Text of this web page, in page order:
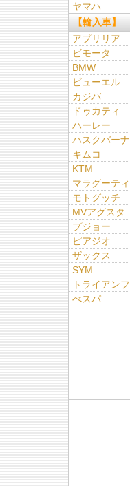
ヤマハ
【輸入車】
アプリリア
ビモータ
BMW
ビューエル
カジバ
ドゥカティ
ハーレー
ハスクバーナ
キムコ
KTM
マラグーティ
モトグッチ
MVアグスタ
プジョー
ピアジオ
ザックス
SYM
トライアンフ
べスパ